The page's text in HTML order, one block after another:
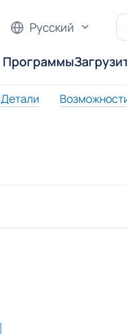
Программы
Русский
Детали